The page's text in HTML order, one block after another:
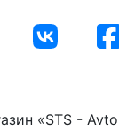
«STS -